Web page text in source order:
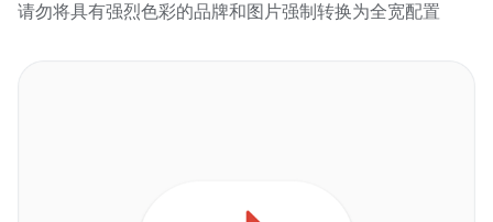
请勿将具有强烈色彩的品牌和图片强制转换为全宽配置